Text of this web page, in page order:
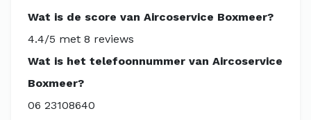
Wat is de score van Aircoservice Boxmeer?
4.4/5 met 8 reviews
Wat is het telefoonnummer van Aircoservice
Boxmeer?
06 23108640